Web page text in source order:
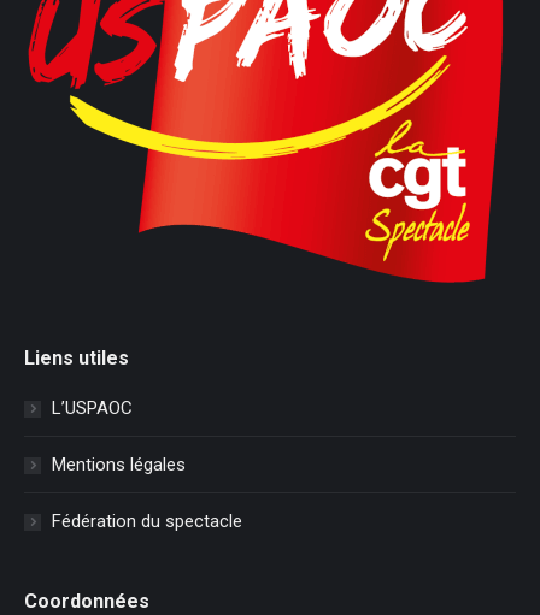
Liens utiles
L’USPAOC
Mentions légales
Fédération du spectacle
Coordonnées